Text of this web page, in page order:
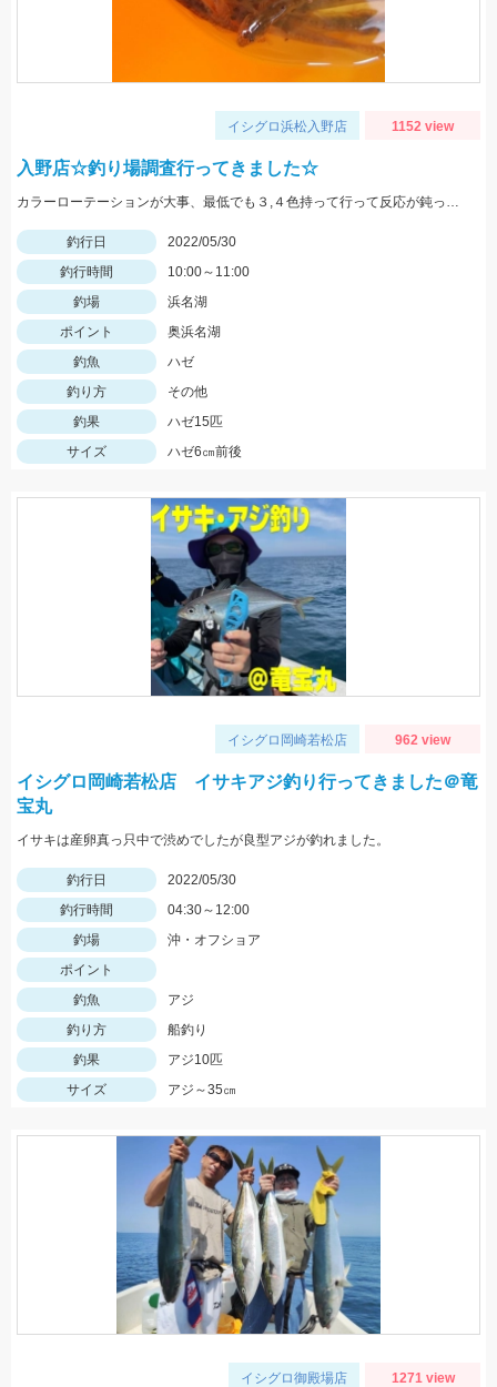
イシグロ浜松入野店 1152 view
入野店☆釣り場調査行ってきました☆
カラーローテーションが大事、最低でも３,４色持って行って反応が鈍ったら色を変えてみよう。
釣行日
2022/05/30
釣行時間
10:00～11:00
釣場
浜名湖
ポイント
奥浜名湖
釣魚
ハゼ
釣り方
その他
釣果
ハゼ15匹
サイズ
ハゼ6㎝前後
イシグロ岡崎若松店 962 view
イシグロ岡崎若松店 イサキアジ釣り行ってきました＠竜
宝丸
イサキは産卵真っ只中で渋めでしたが良型アジが釣れました。
釣行日
2022/05/30
釣行時間
04:30～12:00
釣場
沖・オフショア
ポイント
釣魚
アジ
釣り方
船釣り
釣果
アジ10匹
サイズ
アジ～35㎝
イシグロ御殿場店 1271 view